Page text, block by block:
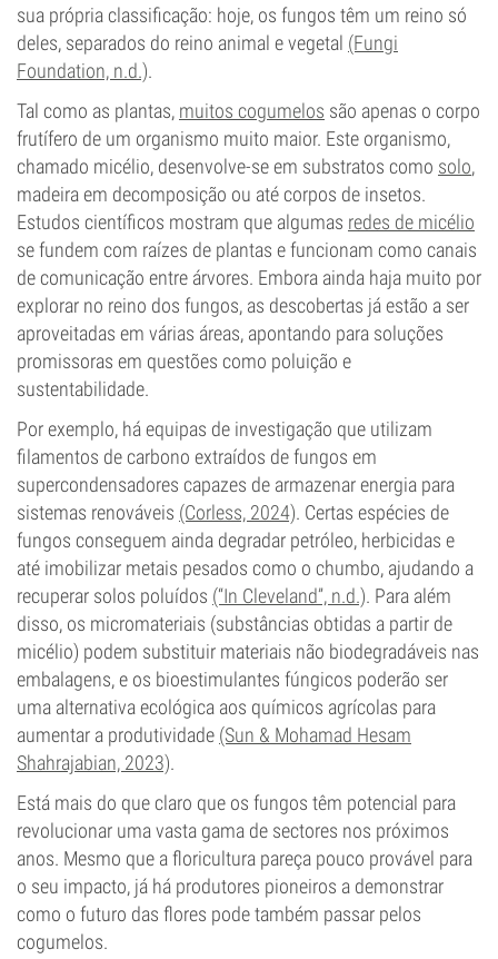
sua própria classificação: hoje, os fungos têm um reino só
deles, separados do reino animal e vegetal (Fungi
Foundation, n.d.).
Tal como as plantas, muitos cogumelos são apenas o corpo
frutífero de um organismo muito maior. Este organismo,
chamado micélio, desenvolve-se em substratos como solo,
madeira em decomposição ou até corpos de insetos.
Estudos científicos mostram que algumas redes de micélio
se fundem com raízes de plantas e funcionam como canais
de comunicação entre árvores. Embora ainda haja muito por
explorar no reino dos fungos, as descobertas já estão a ser
aproveitadas em várias áreas, apontando para soluções
promissoras em questões como poluição e
sustentabilidade.
Por exemplo, há equipas de investigação que utilizam
filamentos de carbono extraídos de fungos em
supercondensadores capazes de armazenar energia para
sistemas renováveis (Corless, 2024). Certas espécies de
fungos conseguem ainda degradar petróleo, herbicidas e
até imobilizar metais pesados como o chumbo, ajudando a
recuperar solos poluídos (“In Cleveland”, n.d.). Para além
disso, os micromateriais (substâncias obtidas a partir de
micélio) podem substituir materiais não biodegradáveis nas
embalagens, e os bioestimulantes fúngicos poderão ser
uma alternativa ecológica aos químicos agrícolas para
aumentar a produtividade (Sun & Mohamad Hesam
Shahrajabian, 2023).
Está mais do que claro que os fungos têm potencial para
revolucionar uma vasta gama de sectores nos próximos
anos. Mesmo que a floricultura pareça pouco provável para
o seu impacto, já há produtores pioneiros a demonstrar
como o futuro das flores pode também passar pelos
cogumelos.